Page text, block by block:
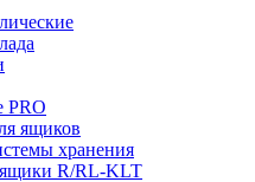
PRO
ящиков
хранения
R/RL-KLT